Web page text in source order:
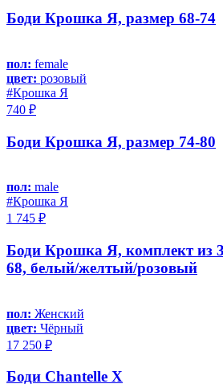
Боди Крошка Я, размер 68-74
пол: female
цвет: розовый
#Крошка Я
740 ₽
Боди Крошка Я, размер 74-80
пол: male
#Крошка Я
1 745 ₽
Боди Крошка Я, комплект из
68, белый/желтый/розовый
пол: Женский
цвет: Чёрный
17 250 ₽
Боди Chantelle X